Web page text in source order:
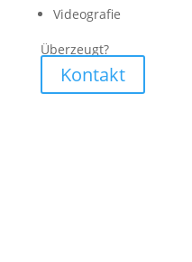
Videografie
Überzeugt?
Kontakt